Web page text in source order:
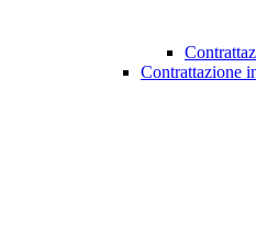
Contrattazione